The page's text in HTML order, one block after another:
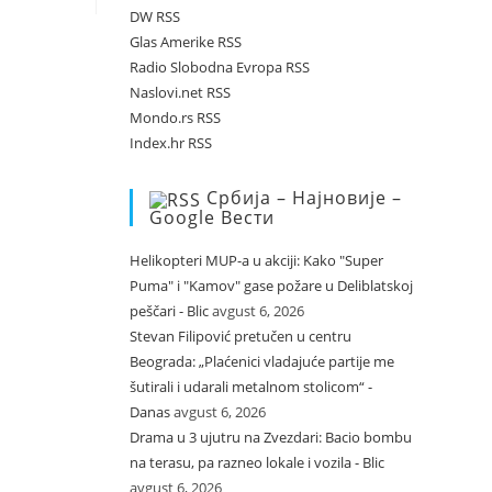
DW RSS
Glas Amerike RSS
Radio Slobodna Evropa RSS
Naslovi.net RSS
Mondo.rs RSS
Index.hr RSS
Србија – Најновије –
Google Вести
Helikopteri MUP-a u akciji: Kako "Super
Puma" i "Kamov" gase požare u Deliblatskoj
peščari - Blicavgust 6, 2026
Stevan Filipović pretučen u centru
Beograda: „Plaćenici vladajuće partije me
šutirali i udarali metalnom stolicom“ -
Danasavgust 6, 2026
Drama u 3 ujutru na Zvezdari: Bacio bombu
na terasu, pa razneo lokale i vozila - Blic
avgust 6, 2026